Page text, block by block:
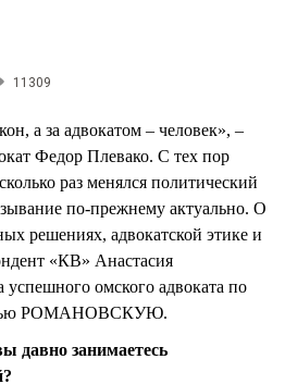
11309
а за адвокатом – человек», –
Федор Плевако. С тех пор
раз менялся политический
по-прежнему актуально. О
решениях, адвокатской этике и
«КВ» Анастасия
омского адвоката по
РОМАНОВСКУЮ.
давно занимаетесь